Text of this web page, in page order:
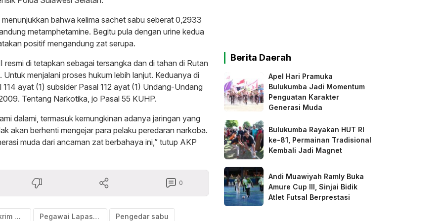
menunjukkan bahwa kelima sachet sabu seberat 0,2933
metamphetamine. Begitu pula dengan urine kedua
positif mengandung zat serupa.
resmi di tetapkan sebagai tersangka dan di tahan di Rutan
Untuk menjalani proses hukum lebih lanjut. Keduanya di
114 ayat (1) subsider Pasal 112 ayat (1) Undang-Undang
Tentang Narkotika, jo Pasal 55 KUHP.
dalami, termasuk kemungkinan adanya jaringan yang
akan berhenti mengejar para pelaku peredaran narkoba.
muda dari ancaman zat berbahaya ini,” tutup AKP
0
Kasat Reskrim Polres Bulukumba Pegawai Lapas Bulukumba Diduga Mengedar sabu Pengedar sabu
Berita Daerah
Apel Hari Pramuka
Bulukumba Jadi Momentum
Penguatan Karakter
Generasi Muda
Bulukumba Rayakan HUT RI
ke-81, Permainan Tradisional
Kembali Jadi Magnet
Andi Muawiyah Ramly Buka
Amure Cup III, Sinjai Bidik
Atlet Futsal Berprestasi